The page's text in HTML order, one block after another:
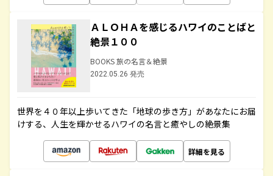
ＡＬＯＨＡを感じるハワイのことばと
絶景１００
BOOKS 旅の名言＆絶景
2022.05.26 発売
世界を４０年以上歩いてきた「地球の歩き方」があなたにお届
けする、人生を輝かせるハワイの名言と癒やしの絶景集
詳細を見る